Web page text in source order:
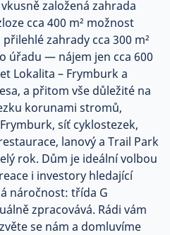
založená zahrada
cca 400 m² možnost
zahrady cca 300 m²
úřadu — nájem jen cca 600
Lokalita – Frymburk a
a přitom vše důležité na
korunami stromů,
síť cyklostezek,
lanový a Trail Park
rok. Dům je ideální volbou
i investory hledající
náročnost: třída G
zpracovává. Rádi vám
se nám a domluvíme